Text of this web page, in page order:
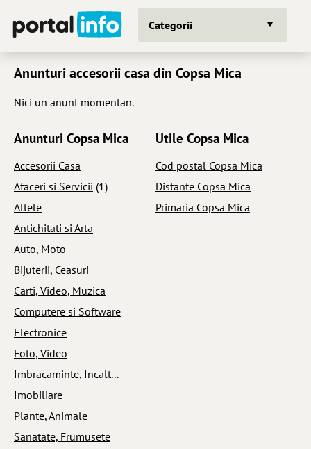
Categorii
Anunturi accesorii casa din Copsa Mica
Nici un anunt momentan.
Anunturi Copsa Mica
Accesorii Casa
Afaceri si Servicii (1)
Altele
Antichitati si Arta
Auto, Moto
Bijuterii, Ceasuri
Carti, Video, Muzica
Computere si Software
Electronice
Foto, Video
Imbracaminte, Incalt...
Imobiliare
Plante, Animale
Sanatate, Frumusete
Utile Copsa Mica
Cod postal Copsa Mica
Distante Copsa Mica
Primaria Copsa Mica